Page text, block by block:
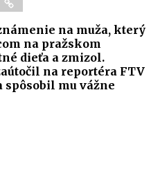
na muža, který
na pražskom
dieťa a zmizol.
na reportéra FTV
spôsobil mu vážne